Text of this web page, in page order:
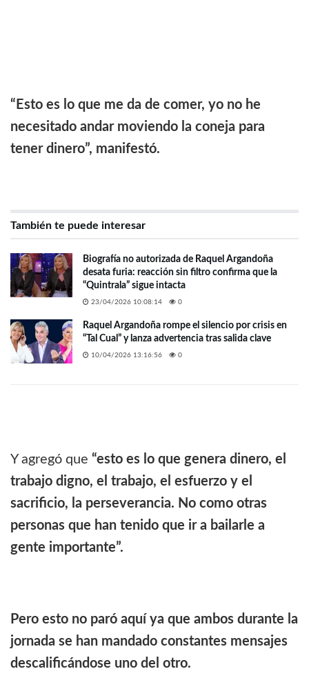
“Esto es lo que me da de comer, yo no he
necesitado andar moviendo la coneja para
tener dinero”, manifestó.
También te puede interesar
Biografía no autorizada de Raquel Argandoña
desata furia: reacción sin filtro confirma que la
“Quintrala” sigue intacta
23/04/2026 10:08:14 0
Raquel Argandoña rompe el silencio por crisis en
“Tal Cual” y lanza advertencia tras salida clave
10/04/2026 13:16:56 0
Y agregó que “esto es lo que genera dinero, el
trabajo digno, el trabajo, el esfuerzo y el
sacrificio, la perseverancia. No como otras
personas que han tenido que ir a bailarle a
gente importante”.
Pero esto no paró aquí ya que ambos durante la
jornada se han mandado constantes mensajes
descalificándose uno del otro.